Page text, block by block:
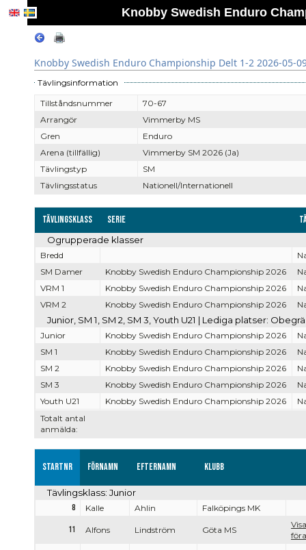
Knobby Swedish Enduro
Knobby Swedish Enduro Championship Delt 1-2 2026-05-
Tävlingsinformation
Tillståndsnummer
70-67
Arrangör
Vimmerby MS
Gren
Enduro
Arena (tillfällig)
Vimmerby SM 2026 (Ja)
Tävlingstyp
SM
Tävlingsstatus
Nationell/Internationell
Tävlingsklass Serie
Totalt antal
anmälda:
Ogrupperade klasser
Bredd
SM Damer
Knobby Swedish Enduro Championship 2026
VRM 1
Knobby Swedish Enduro Championship 2026
VRM 2
Knobby Swedish Enduro Championship 2026
Junior, SM 1, SM 2, SM 3, Youth U21 | Lediga platser:
Junior Knobby Swedish Enduro Championship 2026
SM 1
Knobby Swedish Enduro Championship 2026
SM 2
Knobby Swedish Enduro Championship 2026
SM 3
Knobby Swedish Enduro Championship 2026
Youth U21
Knobby Swedish Enduro Championship 2026
Startnr Förnamn Efternamn Klubb
Tävlingsklass: Junior
8 Kalle Ahlin Falköpings MK
11 Alfons Lindström Göta MS
Visa